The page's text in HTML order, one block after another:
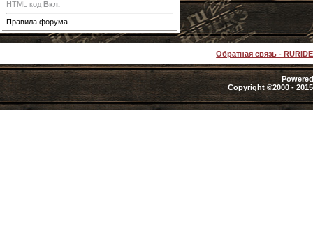
HTML код Вкл.
Правила форума
Обратная связь -
Copyright ©2000 -